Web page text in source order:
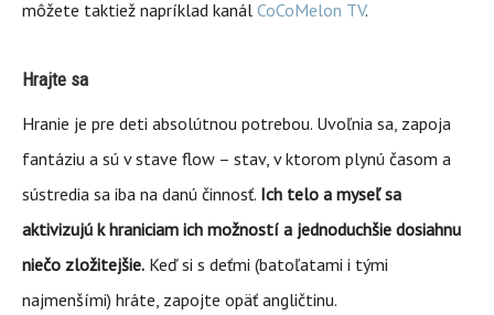
môžete taktiež napríklad kanál CoCoMelon TV.
Hrajte sa
Hranie je pre deti absolútnou potrebou. Uvoľnia sa, zapoja
fantáziu a sú v stave flow – stav, v ktorom plynú časom a
sústredia sa iba na danú činnosť. Ich telo a myseľ sa
aktivizujú k hraniciam ich možností a jednoduchšie dosiahnu
niečo zložitejšie. Keď si s deťmi (batoľatami i tými
najmenšími) hráte, zapojte opäť angličtinu.